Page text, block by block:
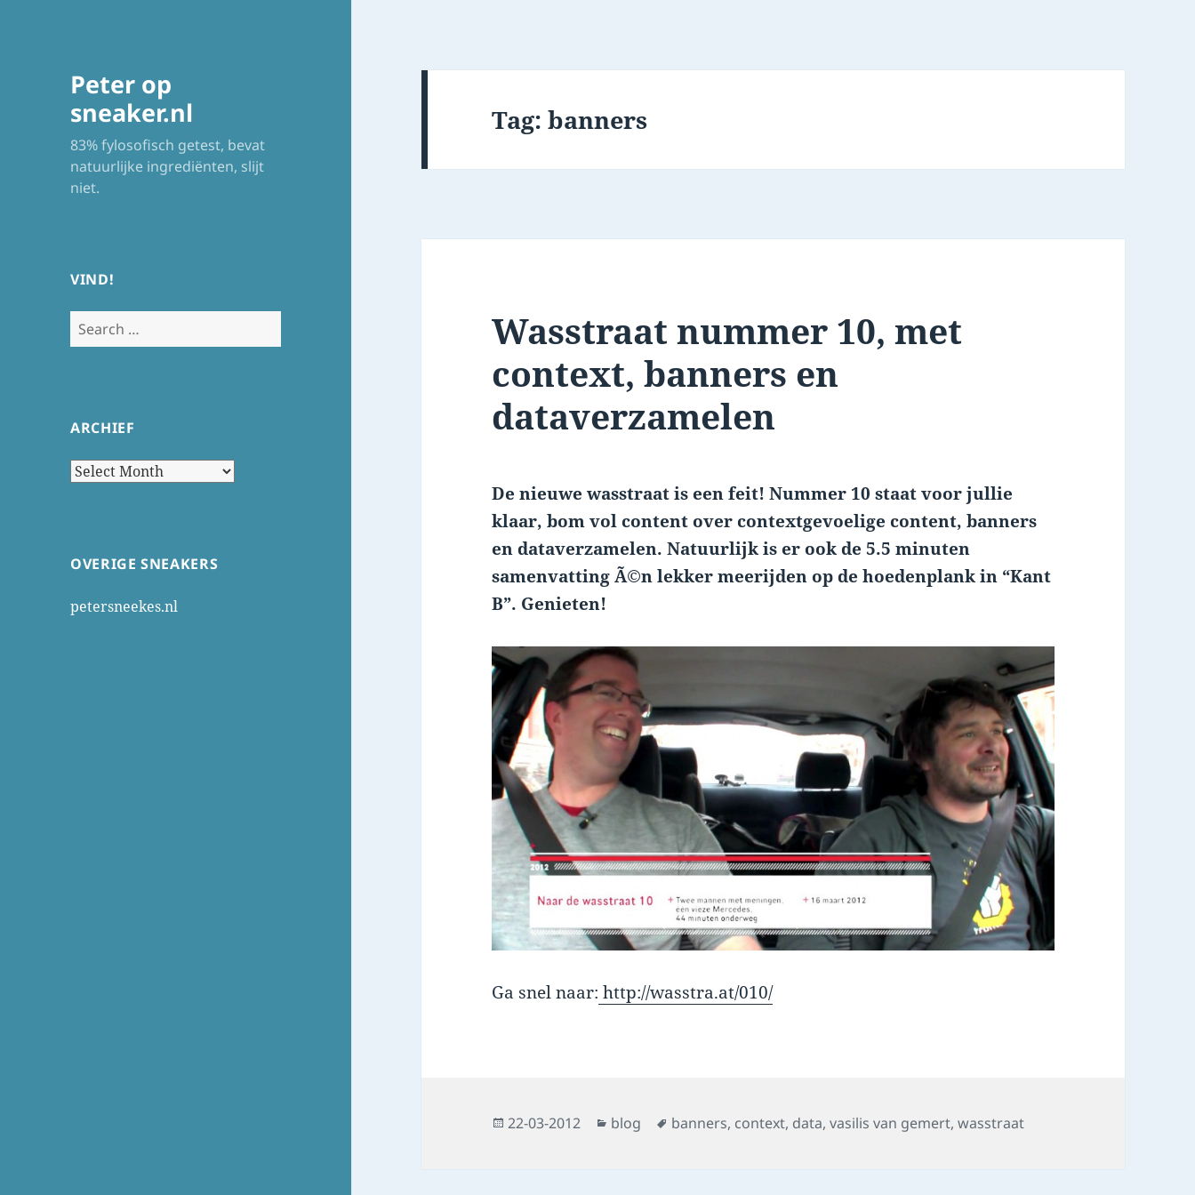
Peter op
sneaker.nl
83% fylosofisch getest, bevat
natuurlijke ingrediënten, slijt
niet.
VIND!
Search
for:
ARCHIEF
Archief
OVERIGE SNEAKERS
petersneekes.nl
Tag:banners
Wasstraat nummer 10, met
context, banners en
dataverzamelen
De nieuwe wasstraat is een feit! Nummer 10 staat voor jullie
klaar, bom vol content over contextgevoelige content, banners
en dataverzamelen. Natuurlijk is er ook de 5.5 minuten
samenvatting Ã©n lekker meerijden op de hoedenplank in “Kant
B”. Genieten!
Ga snel naar: http://wasstra.at/010/
Posted
22-03-2012 Categories
blog Tags
banners, context, data,vasilis van gemert,wasstraat